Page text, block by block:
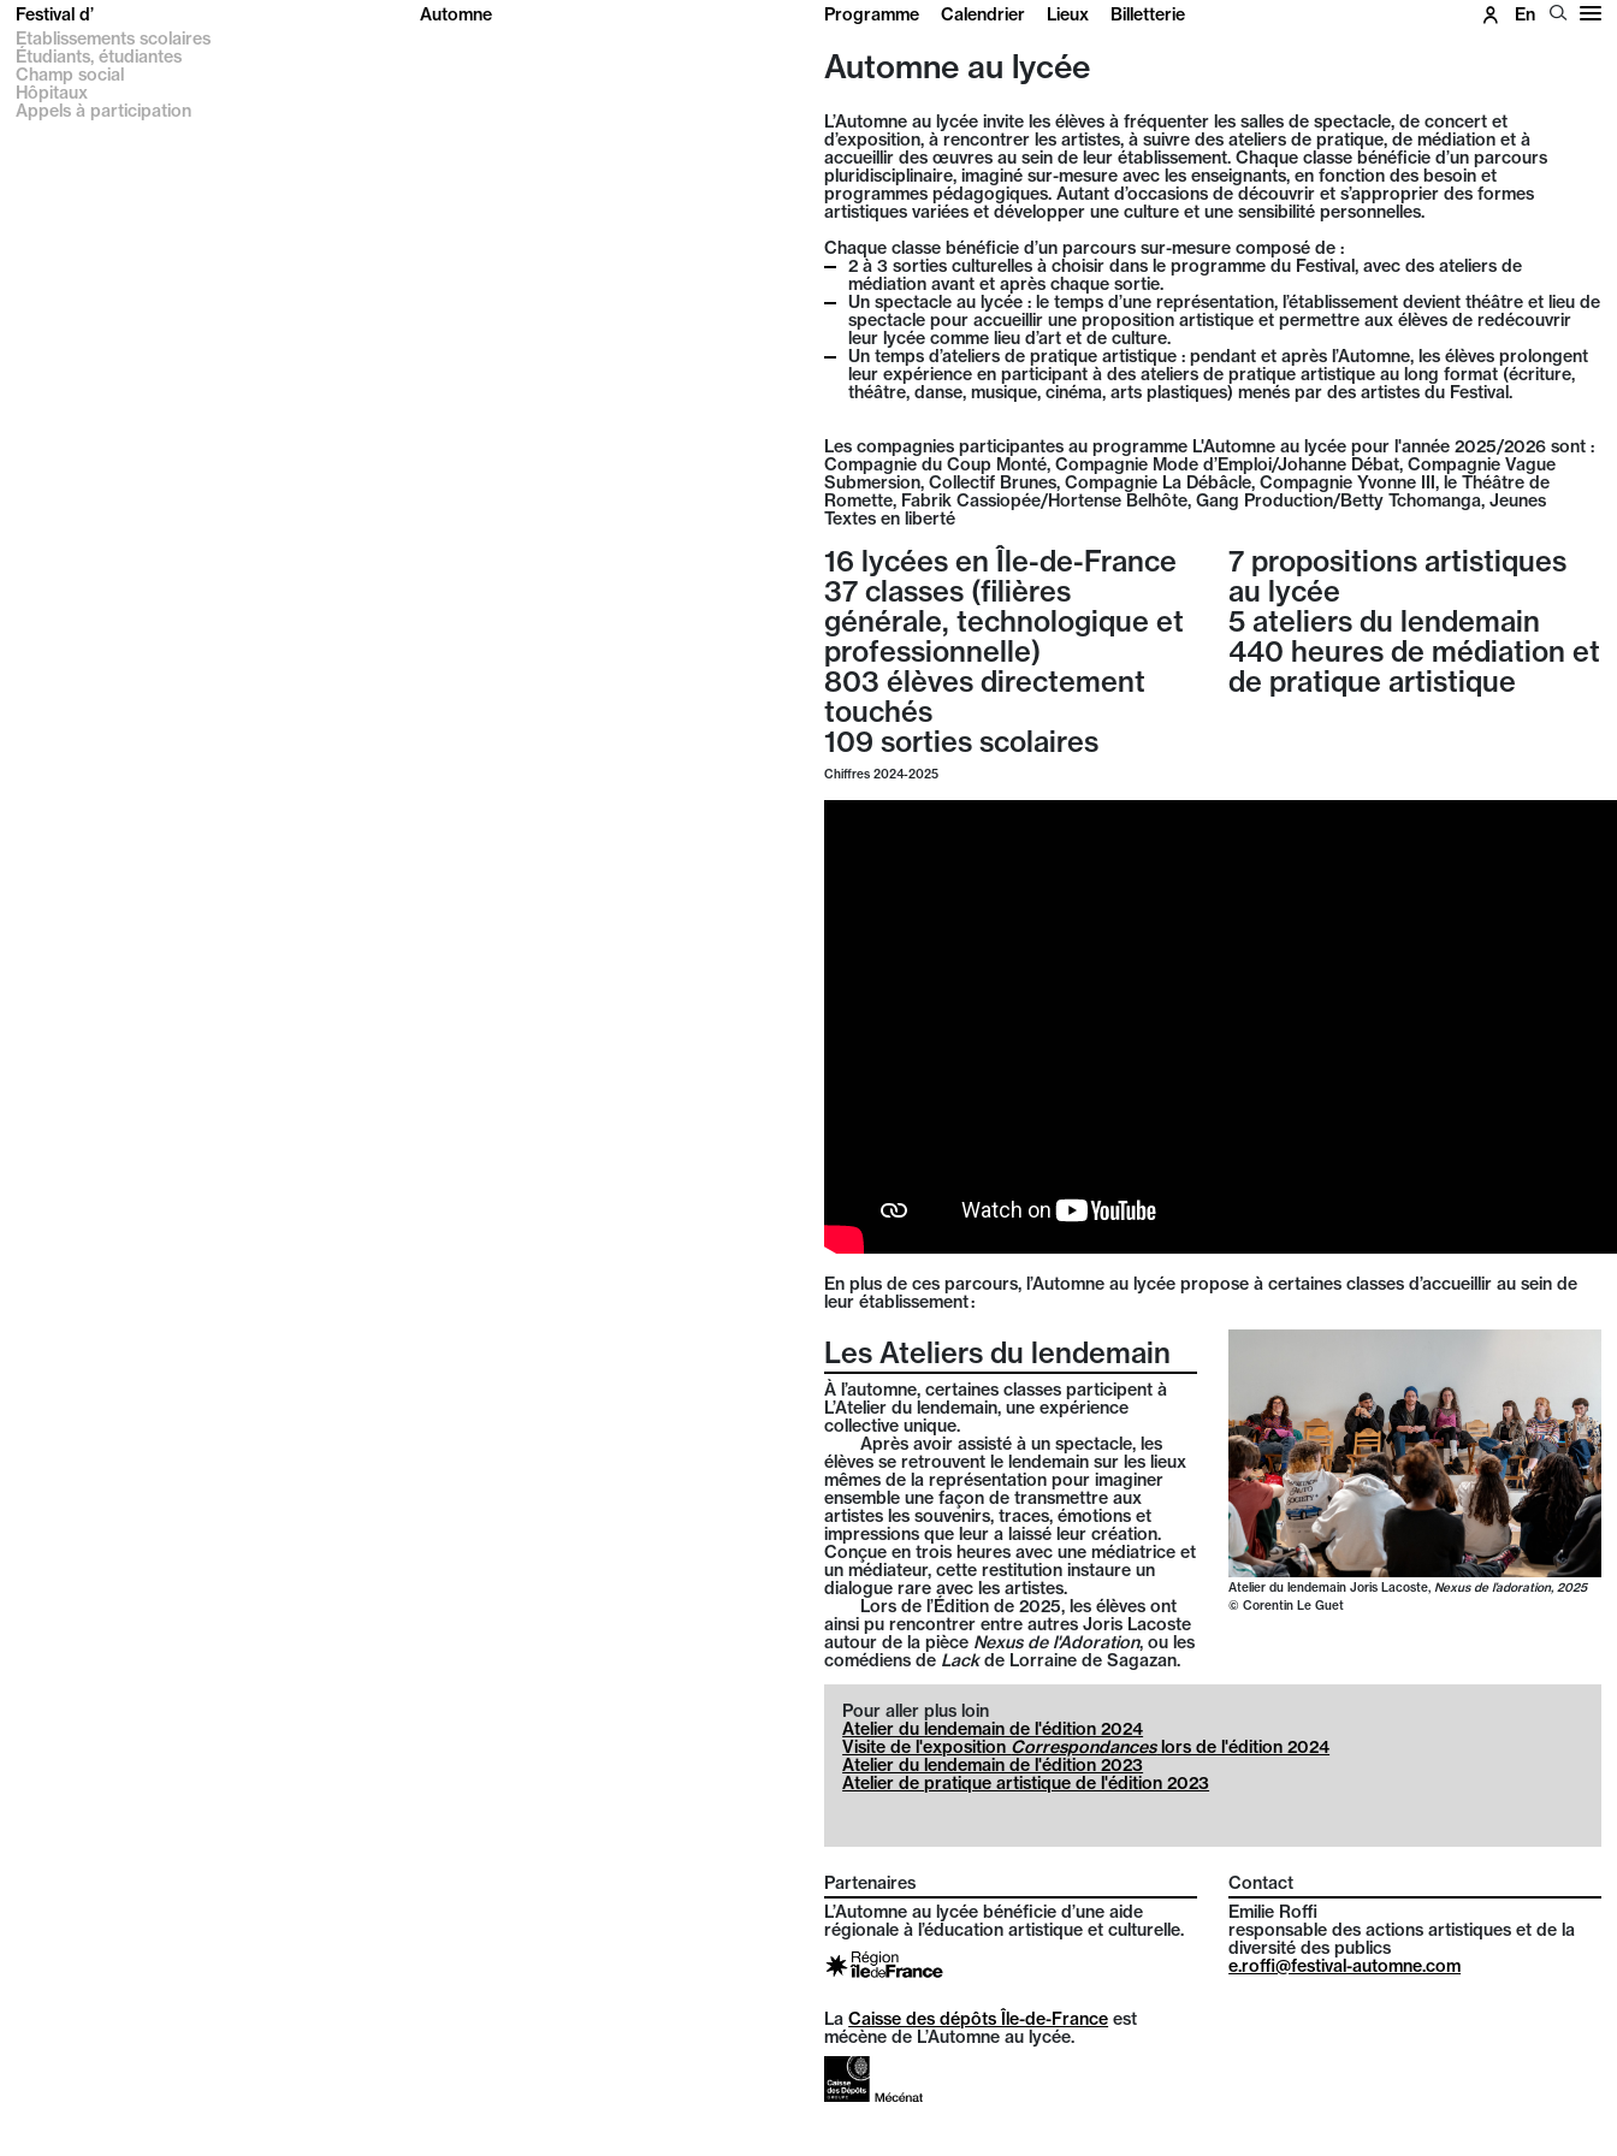
Festival d’ Automne Programme Calendrier Lieux Billetterie
En
Établissements scolaires
Étudiants, étudiantes
Champ social
Hôpitaux
Appels à participation
Automne au lycée
L’Automne au lycée invite les élèves à fréquenter les salles de spectacle, de concert et
d’exposition, à rencontrer les artistes, à suivre des ateliers de pratique, de médiation et à
accueillir des œuvres au sein de leur établissement. Chaque classe bénéficie d’un parcours
pluridisciplinaire, imaginé sur-mesure avec les enseignants, en fonction des besoin et
programmes pédagogiques. Autant d’occasions de découvrir et s’approprier des formes
artistiques variées et développer une culture et une sensibilité personnelles.
Chaque classe bénéficie d’un parcours sur-mesure composé de :
2 à 3 sorties culturelles à choisir dans le programme du Festival, avec des ateliers de
médiation avant et après chaque sortie.
Un spectacle au lycée : le temps d’une représentation, l’établissement devient théâtre et lieu de
spectacle pour accueillir une proposition artistique et permettre aux élèves de redécouvrir
leur lycée comme lieu d’art et de culture.
Un temps d’ateliers de pratique artistique : pendant et après l’Automne, les élèves prolongent
leur expérience en participant à des ateliers de pratique artistique au long format (écriture,
théâtre, danse, musique, cinéma, arts plastiques) menés par des artistes du Festival.
Les compagnies participantes au programme L'Automne au lycée pour l'année 2025/2026 sont :
Compagnie du Coup Monté, Compagnie Mode d’Emploi/Johanne Débat, Compagnie Vague
Submersion, Collectif Brunes, Compagnie La Débâcle, Compagnie Yvonne III, le Théâtre de
Romette, Fabrik Cassiopée/Hortense Belhôte, Gang Production/Betty Tchomanga, Jeunes
Textes en liberté
16 lycées en Île-de-France
37 classes (filières
générale, technologique et
professionnelle)
803 élèves directement
touchés
109 sorties scolaires
Chiffres 2024-2025
7 propositions artistiques
au lycée
5 ateliers du lendemain
440 heures de médiation et
de pratique artistique
En plus de ces parcours, l’Automne au lycée propose à certaines classes d’accueillir au sein de
leur établissement :
Les Ateliers du lendemain
À l’automne, certaines classes participent à
L’Atelier du lendemain, une expérience
collective unique.
Après avoir assisté à un spectacle, les
élèves se retrouvent le lendemain sur les lieux
mêmes de la représentation pour imaginer
ensemble une façon de transmettre aux
artistes les souvenirs, traces, émotions et
impressions que leur a laissé leur création.
Conçue en trois heures avec une médiatrice et
un médiateur, cette restitution instaure un
dialogue rare avec les artistes.
Lors de l’Édition de 2025, les élèves ont
ainsi pu rencontrer entre autres Joris Lacoste
autour de la pièce Nexus de l'Adoration, ou les
comédiens de Lackde Lorraine de Sagazan.
Atelier du lendemain Joris Lacoste,Nexus de l’adoration, 2025
© Corentin Le Guet
Pour aller plus loin
Atelier du lendemain de l'édition 2024
Visite de l'exposition Correspondanceslors de l'édition 2024
Atelier du lendemain de l'édition 2023
Atelier de pratique artistique de l'édition 2023
Partenaires
L’Automne au lycée bénéficie d’une aide
régionale à l’éducation artistique et culturelle.
LaCaisse des dépôts Île-de-France est
mécène de L’Automne au lycée.
Contact
Emilie Roffi
responsable des actions artistiques et de la
diversité des publics
e.roffi@festival-automne.com